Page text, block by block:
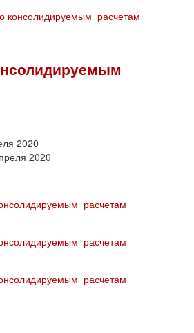
расчетам
2020
2020
расчетам
расчетам
расчетам